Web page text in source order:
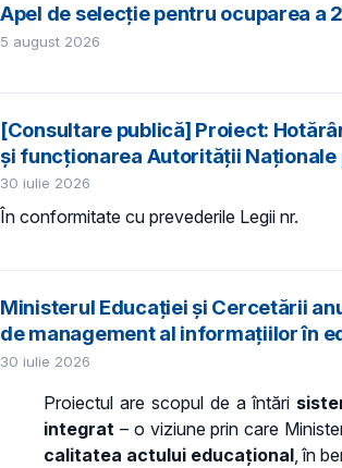
Apel de selecție pentru ocuparea a
5 august 2026
[Consultare publică] Proiect:
şi funcţionarea Autorităţii
30 iulie 2026
În conformitate cu prevederile Legii nr.
Ministerul Educației și Cercetării
de management al informațiilor în
30 iulie 2026
Proiectul are scopul de a întări
integrat – o viziune prin care
calitatea actului educațional , în